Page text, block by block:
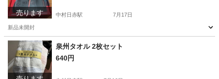
売ります 中村日赤駅 7月17日
新品未開封
愛知 名古屋市 中村日赤駅 テレビゲーム
泉州タオル 2枚セット
640円